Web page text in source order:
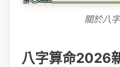
關於八
八字算命2026